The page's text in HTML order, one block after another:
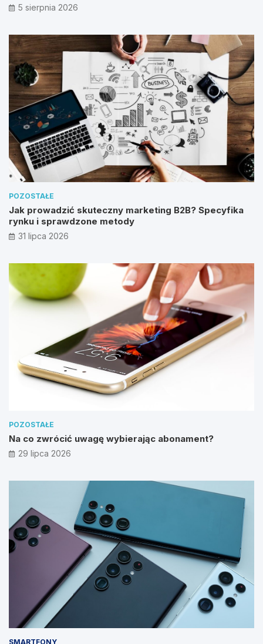
5 sierpnia 2026
POZOSTAŁE
Jak prowadzić skuteczny marketing B2B? Specyfika
rynku i sprawdzone metody
31 lipca 2026
POZOSTAŁE
Na co zwrócić uwagę wybierając abonament?
29 lipca 2026
SMARTFONY